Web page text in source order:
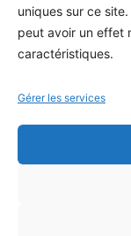
uniques sur ce
peut avoir un effet
caractéristiques.
Gérer les services
INFORMATIONS
Conditions